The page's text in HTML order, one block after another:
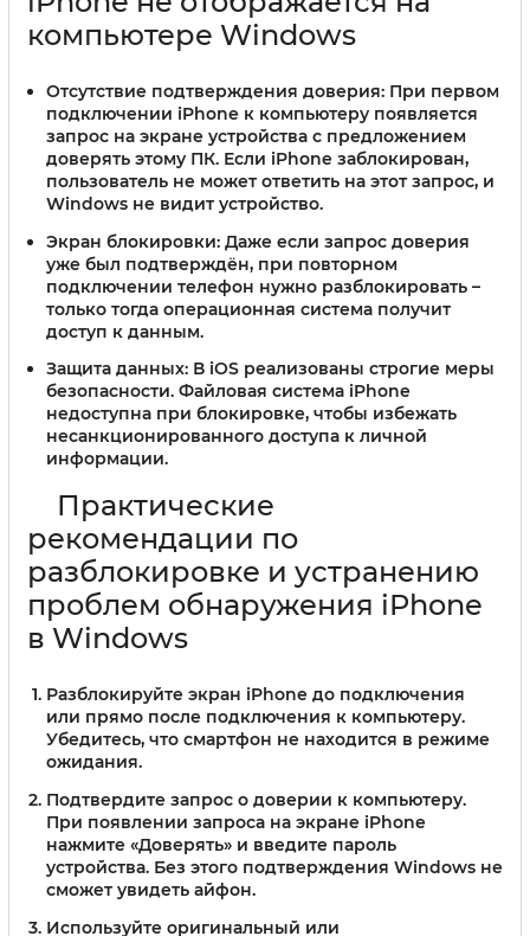
компьютере Windows
Отсутствие подтверждения доверия: При первом
подключении iPhone к компьютеру появляется
запрос на экране устройства с предложением
доверять этому ПК. Если iPhone заблокирован,
пользователь не может ответить на этот запрос, и
Windows не видит устройство.
Экран блокировки: Даже если запрос доверия
уже был подтверждён, при повторном
подключении телефон нужно разблокировать –
только тогда операционная система получит
доступ к данным.
Защита данных: В iOS реализованы строгие меры
безопасности. Файловая система iPhone
недоступна при блокировке, чтобы избежать
несанкционированного доступа к личной
информации.
Практические
рекомендации по
разблокировке и устранению
проблем обнаружения iPhone
в Windows
Разблокируйте экран iPhone до подключения
или прямо после подключения к компьютеру.
Убедитесь, что смартфон не находится в режиме
ожидания.
Подтвердите запрос о доверии к компьютеру.
При появлении запроса на экране iPhone
нажмите «Доверять» и введите пароль
устройства. Без этого подтверждения Windows не
сможет увидеть айфон.
Используйте оригинальный или